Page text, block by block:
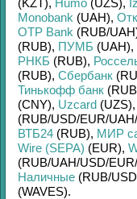
(KZT), Humo (UZS),
Monobank (UAH),
OTP Bank (RUB/
(RUB), ПУМБ (UAH),
РНКБ (RUB),
(RUB), Сбербанк
Тинькофф банк
(CNY), Uzcard (UZS),
(RUB/USD/EUR/UAH/
ВТБ24 (RUB), МИР
Wire (SEPA) (EUR),
(RUB/UAH/USD/EUR/
Наличные (RUB/
(WAVES).